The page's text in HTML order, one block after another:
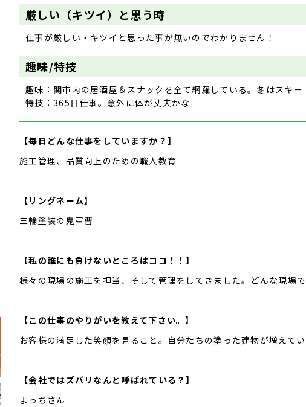
厳しい（キツイ）と思う時
仕事が厳しい・キツイと思った事が無いのでわかりません！
趣味/特技
趣味：関市内の居酒屋＆スナックを全て網羅している。冬はスキー
特技：365日仕事。意外に体が丈夫かな
【毎日どんな仕事をしていますか？】
施工管理、品質向上のための職人教育
【リングネーム】
三輪塗装の鬼軍曹
【私の誰にも負けないところはココ！！】
様々の現場の施工を担当、そして管理をしてきました。どんな現場
【この仕事のやりがいを教えて下さい。】
お客様の満足した笑顔を見ること。自分たちの塗った建物が増えて
【会社ではズバリなんと呼ばれている？】
よっちさん